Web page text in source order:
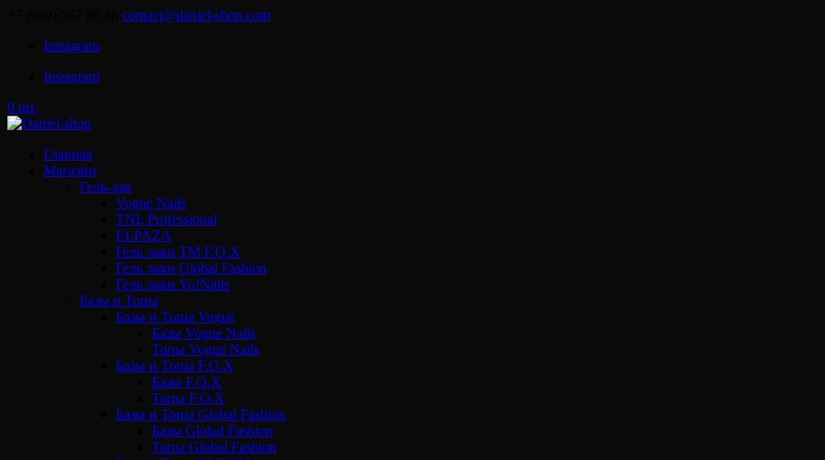
contact@daniel-shop.com
Instagram
Instagram
0 шт.
Главная
Магазин
Гель-лак
Vogue Nails
TNL Professional
ELPAZA
Гель лаки ТМ F.O.X
Гель лаки Global Fashion
Гель лаки Yo!Nails
Базы и Топы
Базы и Топы Vogue
Базы Vogue Nails
Топы Vogue Nails
Базы и Топы F.O.X
Базы F.O.X
Топы F.O.X
Базы и Топы Global Fashion
Базы Global Fashion
Топы Global Fashion